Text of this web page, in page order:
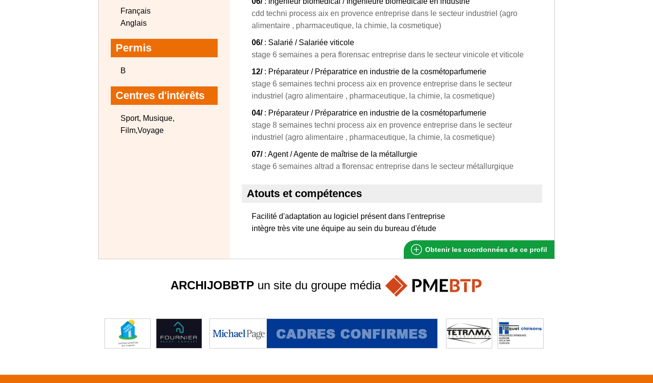
Français
Anglais
Permis
B
Centres d'intérêts
Sport, Musique,
Film,Voyage
cdd techni process aix en provence entreprise dans le secteur industriel (agro
alimentaire , pharmaceutique, la chimie, la cosmetique)
06/: Salarié / Salariée viticole
stage 6 semaines a pera florensac entreprise dans le secteur vinicole et viticole
12/: Préparateur / Préparatrice en industrie de la cosmétoparfumerie
stage 6 semaines techni process aix en provence entreprise dans le secteur
industriel (agro alimentaire , pharmaceutique, la chimie, la cosmetique)
04/: Préparateur / Préparatrice en industrie de la cosmétoparfumerie
stage 8 semaines techni process aix en provence entreprise dans le secteur
industriel (agro alimentaire , pharmaceutique, la chimie, la cosmetique)
07/: Agent / Agente de maîtrise de la métallurgie
stage 6 semaines altrad a florensac entreprise dans le secteur métallurgique
Atouts et compétences
Facilité d'adaptation au logiciel présent dans l'entreprise
intègre très vite une équipe au sein du bureau d'étude
Obtenir les coordonnées de ce profil
ARCHIJOBBTPun site du groupe média